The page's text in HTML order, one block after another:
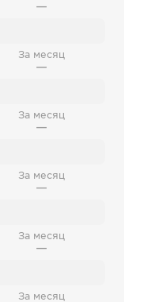
—
За месяц
—
За месяц
—
За месяц
—
За месяц
—
За месяц